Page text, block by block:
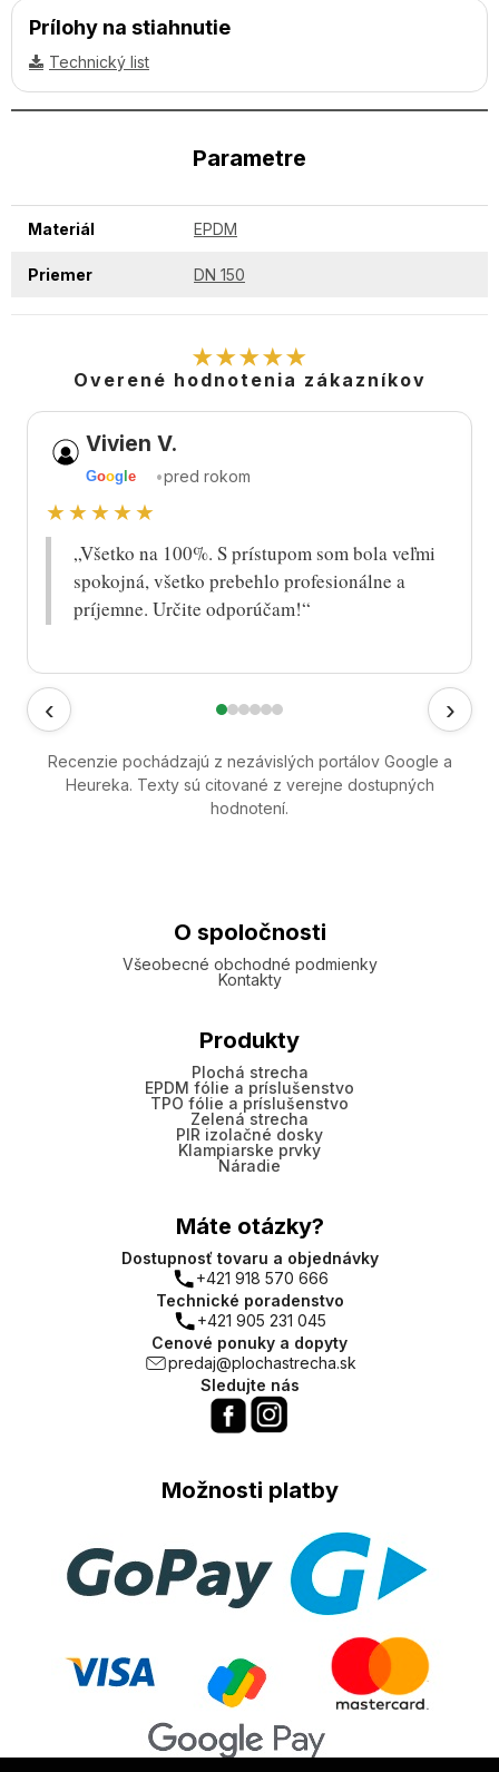
Prílohy na stiahnutie
Technický list
Parametre
Materiál EPDM
Priemer DN 150
★★★★★
Overené hodnotenia zákazníkov
‹
Vivien V.
Goog le •pred rokom
★★★★★
„Všetko na 100%. S prístupom som bola veľmi
spokojná, všetko prebehlo profesionálne a
príjemne. Určite odporúčam!“
›
Recenzie pochádzajú z nezávislých portálov Google a
Heureka. Texty sú citované z verejne dostupných
hodnotení.
O spoločnosti
Všeobecné obchodné podmienky
Kontakty
Produkty
Plochá strecha
EPDM fólie a príslušenstvo
TPO fólie a príslušenstvo
Zelená strecha
PIR izolačné dosky
Klampiarske prvky
Náradie
Máte otázky?
Dostupnosť tovaru a objednávky
+421 918 570 666
Technické poradenstvo
+421 905 231 045
Cenové ponuky a dopyty
predaj@plochastrecha.sk
Sledujte nás
Možnosti platby